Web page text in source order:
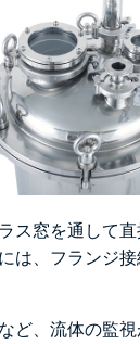
ス窓を通して
は、フランジ
、流体の監